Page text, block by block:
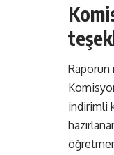
indirimli